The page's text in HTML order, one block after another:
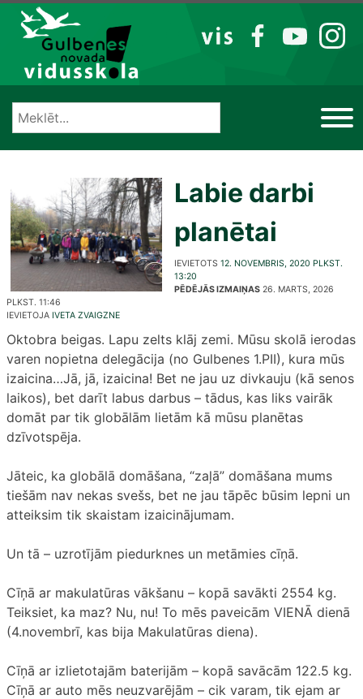
Izlaist
VIS
FB YT IG
Labie darbi
planētai
IEVIETOTS 12. NOVEMBRIS, 2020 PLKST.
13:20
PĒDĒJĀS IZMAIŅAS 26. MARTS, 2026
PLKST. 11:46
IEVIETOJA IVETA ZVAIGZNE
Oktobra beigas. Lapu zelts klāj zemi. Mūsu skolā ierodas
varen nopietna delegācija (no Gulbenes 1.PII), kura mūs
izaicina…Jā, jā, izaicina! Bet ne jau uz divkauju (kā senos
laikos), bet darīt labus darbus – tādus, kas liks vairāk
domāt par tik globālām lietām kā mūsu planētas
dzīvotspēja.
Jāteic, ka globālā domāšana, “zaļā” domāšana mums
tiešām nav nekas svešs, bet ne jau tāpēc būsim lepni un
atteiksim tik skaistam izaicinājumam.
Un tā – uzrotījām piedurknes un metāmies cīņā.
Cīņā ar makulatūras vākšanu – kopā savākti 2554 kg.
Teiksiet, ka maz? Nu, nu! To mēs paveicām VIENĀ dienā
(4.novembrī, kas bija Makulatūras diena).
Cīņā ar izlietotajām baterijām – kopā savācām 122.5 kg.
Cīņā ar auto mēs neuzvarējām – cik varam, tik ejam ar